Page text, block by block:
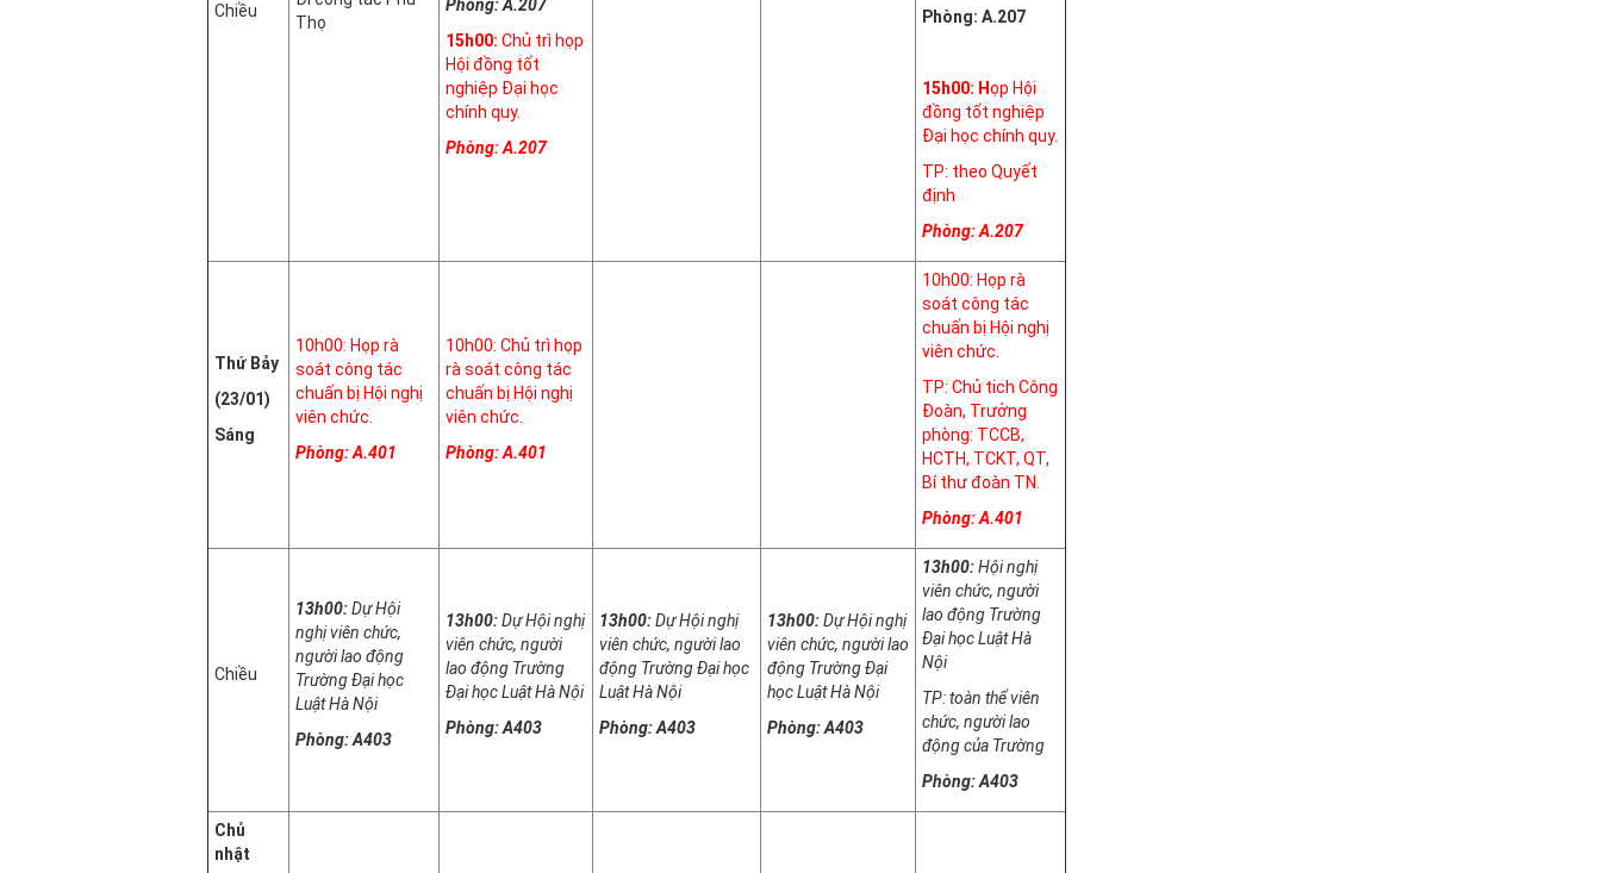
Chiều
Thọ
Phòng: A.207
15h00: Chủ trì họp
Hội đồng tốt
nghiệp Đại học
chính quy.
Phòng: A.207
Phòng: A.207
15h00: Họp Hội
đồng tốt nghiệp
Đại học chính quy.
TP: theo Quyết
định
Phòng: A.207
Thứ Bảy
(23/01)
Sáng
10h00: Họp rà
soát công tác
chuấn bị Hội nghị
viên chức.
Phòng: A.401
10h00: Chủ trì họp
rà soát công tác
chuấn bị Hội nghị
viên chức.
Phòng: A.401
10h00: Họp rà
soát công tác
chuấn bị Hội nghị
viên chức.
TP: Chủ tich Công
Đoàn, Trưởng
phòng: TCCB,
HCTH, TCKT, QT,
Bí thư đoàn TN.
Phòng: A.401
Chiều
13h00:Dự Hội
nghị viên chức,
người lao động
Trường Đại học
Luật Hà Nội
Phòng: A403
13h00:Dự Hội nghị
viên chức, người
lao động Trường
Đại học Luật Hà Nội
Phòng: A403
13h00:Dự Hội nghị
viên chức, người lao
động Trường Đại học
Luật Hà Nội
Phòng: A403
13h00:Dự Hội nghị
viên chức, người lao
động Trường Đại
học Luật Hà Nội
Phòng: A403
13h00:Hội nghị
viên chức, người
lao động Trường
Đại học Luật Hà
Nội
TP: toàn thể viên
chức, người lao
động của Trường
Phòng: A403
Chủ
nhật